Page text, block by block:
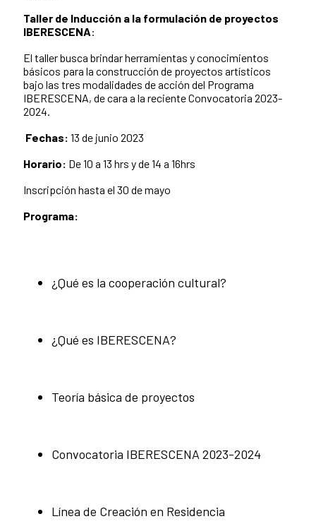
Taller de Inducción a la formulación de proyectos
IBERESCENA:
El taller busca brindar herramientas y conocimientos
básicos para la construcción de proyectos artísticos
bajo las tres modalidades de acción del Programa
IBERESCENA, de cara a la reciente Convocatoria 2023-
2024.
Fechas: 13 de junio 2023
Horario: De 10 a 13 hrs y de 14 a 16hrs
Inscripción hasta el 30 de mayo
Programa:
¿Qué es la cooperación cultural?
¿Qué es IBERESCENA?
Teoría básica de proyectos
Convocatoria IBERESCENA 2023-2024
Línea de Creación en Residencia